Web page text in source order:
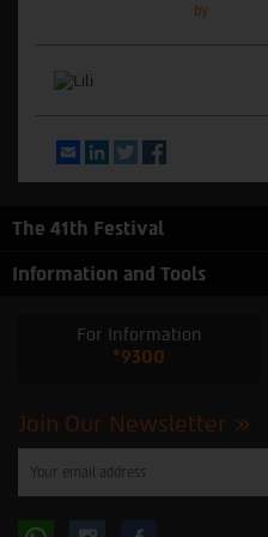
by
EmailLinkedInTwitter
The 41th Festival
Information and Tools
For Information
*9300
Join Our Newsletter
enter